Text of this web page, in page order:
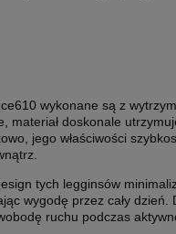
wykonane są z
doskonale
jego właściwości
tych legginsów
wygodę przez cały dzień.
ruchu podczas